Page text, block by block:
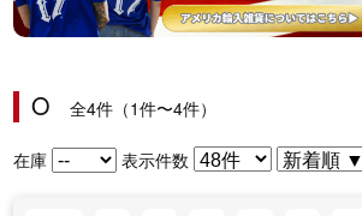
O 全4件（1件〜4件）
在庫 表示件数